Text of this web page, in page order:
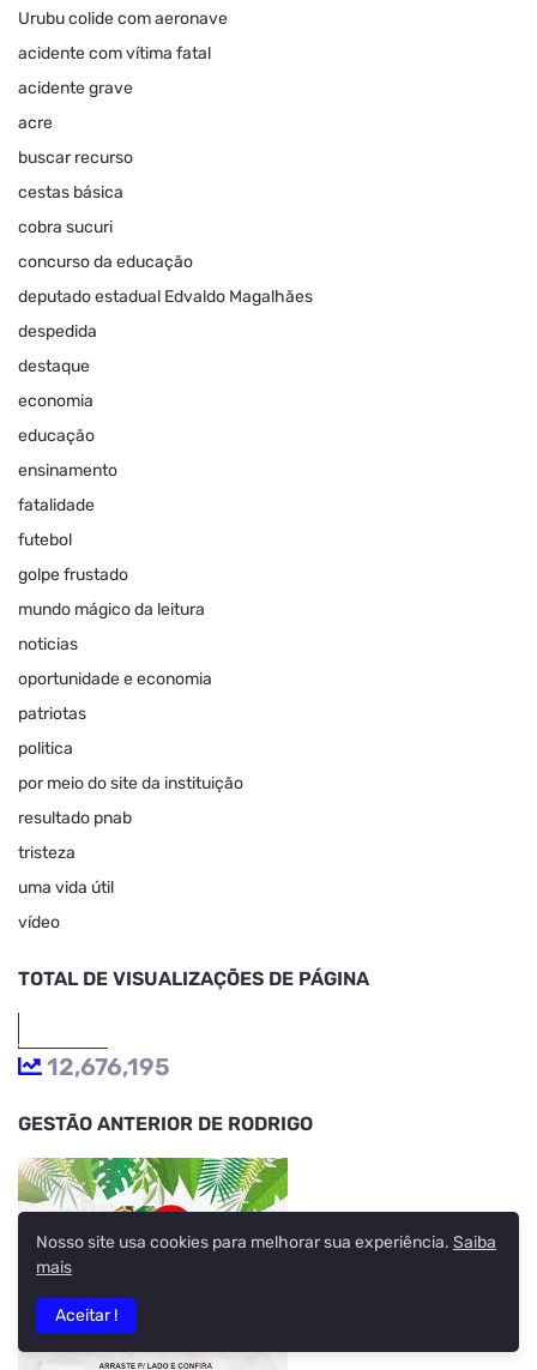
Urubu colide com aeronave
acidente com vítima fatal
acidente grave
acre
buscar recurso
cestas básica
cobra sucuri
concurso da educação
deputado estadual Edvaldo Magalhães
despedida
destaque
economia
educação
ensinamento
fatalidade
futebol
golpe frustado
mundo mágico da leitura
noticias
oportunidade e economia
patriotas
politica
por meio do site da instituição
resultado pnab
tristeza
uma vida útil
vídeo
TOTAL DE VISUALIZAÇÕES DE PÁGINA
12,676,195
GESTÃO ANTERIOR DE RODRIGO
Nosso site usa cookies para melhorar sua experiência. Saiba
mais
Aceitar !